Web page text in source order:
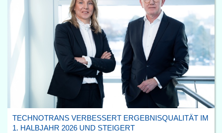
TECHNOTRANS VERBESSERT ERGEBNISQUALITÄT IM
1. HALBJAHR 2026 UND STEIGERT